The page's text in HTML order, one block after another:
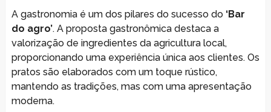
A gastronomia é um dos pilares do sucesso do ‘Bar
do agro’. A proposta gastronômica destaca a
valorização de ingredientes da agricultura local,
proporcionando uma experiência única aos clientes. Os
pratos são elaborados com um toque rústico,
mantendo as tradições, mas com uma apresentação
moderna.